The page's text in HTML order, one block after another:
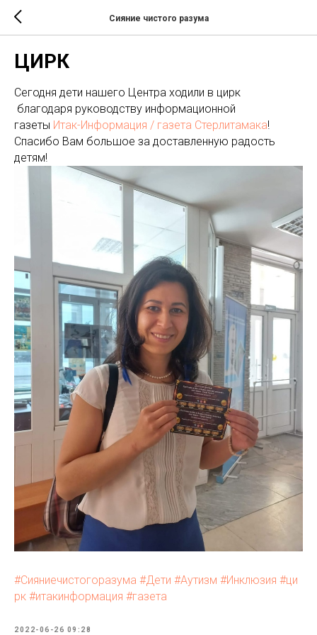
Сияние чистого разума
ЦИРК
Сегодня дети нашего Центра ходили в цирк
благодаря руководству информационной
газеты Итак-Информация / газета Стерлитамака!
Спасибо Вам большое за доставленную радость
детям!
#Сияниечистогоразума #Дети #Аутизм #Инклюзия #ци
рк #итакинформация #газета
2022-06-26 09:28